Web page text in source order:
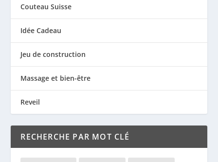
Couteau Suisse
Idée Cadeau
Jeu de construction
Massage et bien-être
Reveil
RECHERCHE PAR MOT CLÉ